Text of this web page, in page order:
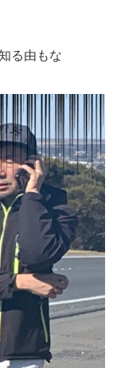
る由もな